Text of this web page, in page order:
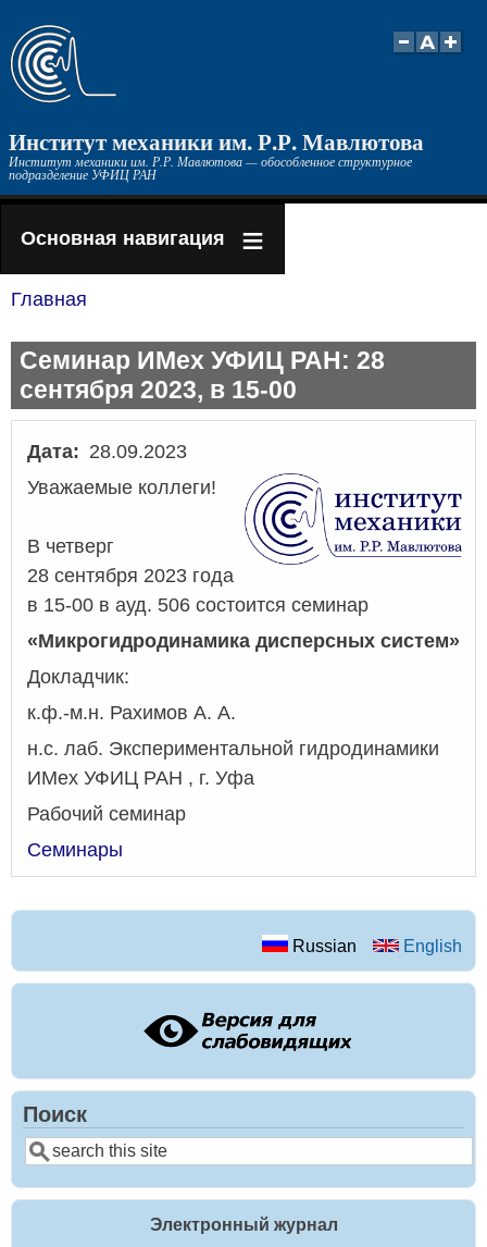
Перейти
основному
Институт механики им. Р.Р. Мавлютова
Институт механики им. Р.Р. Мавлютова — обособленное структурное
подразделение УФИЦ РАН
Основная навигация
навигации
Главная
Семинар ИМех УФИЦ РАН: 28
сентября 2023, в 15-00
Дата
28.09.2023
Уважаемые коллеги!
В четверг
28 сентября 2023 года
в 15-00 в ауд. 506 состоится семинар
«Микрогидродинамика дисперсных систем»
Докладчик:
к.ф.-м.н. Рахимов А. А.
н.с. лаб. Экспериментальной гидродинамики
ИМех УФИЦ РАН , г. Уфа
Рабочий семинар
Семинары
Russian English
Поиск
Поиск
Электронный журнал